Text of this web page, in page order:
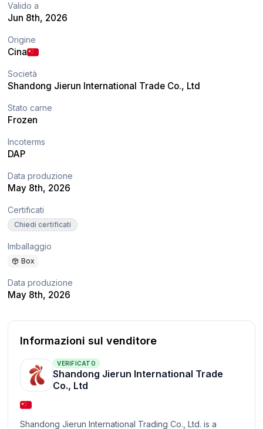
Valido a
Jun 8th, 2026
Origine
Cina
Società
Shandong Jierun International Trade Co., Ltd
Stato carne
Frozen
Incoterms
DAP
Data produzione
May 8th, 2026
Certificati
Chiedi certificati
Imballaggio
Box
Data produzione
May 8th, 2026
Informazioni sul venditore
VERIFICATO
Shandong Jierun International Trade
Co., Ltd
Shandong Jierun International Trading Co., Ltd. is a